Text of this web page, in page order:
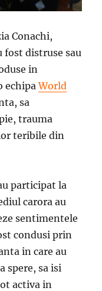
Conachi,
fost distruse sau
in
echipaWorld
sa
trauma
teribile din
participat la
carora au
sentimentele
condusi prin
in care au
spere, sa isi
activa in